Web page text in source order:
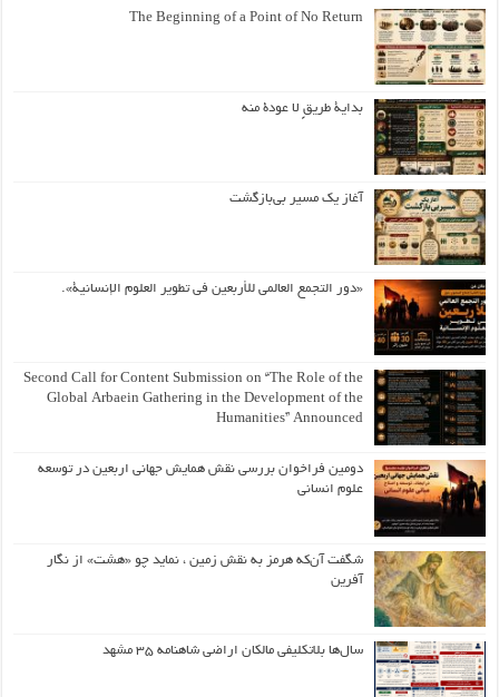
The Beginning of a Point of No Return
بداية طريقٍ لا عودة منه
آغاز یک مسیر بی‌بازگشت
«دور التجمع العالمي للأربعين في تطوير العلوم الإنسانية».
Second Call for Content Submission on “The Role of the
Global Arbaein Gathering in the Development of the
Humanities” Announced
دومین فراخوان بررسی نقش همایش جهانی اربعین در توسعه
علوم انسانی
شگفت آن‌که هرمز به نقش زمین ، نماید چو «هشت» از نگار
آفرین
سال‌ها بلاتکلیفی مالکان اراضی شاهنامه ۳۵ مشهد